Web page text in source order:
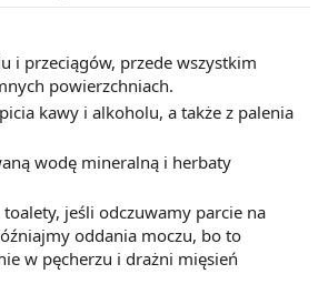
i przeciągów, przede wszystkim
powierzchniach.
kawy i alkoholu, a także z palenia
wodę mineralną i herbaty
jeśli odczuwamy parcie na
oddania moczu, bo to
w pęcherzu i drażni mięsień